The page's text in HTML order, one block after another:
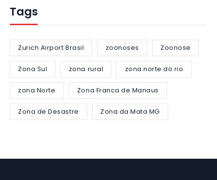
Tags
Zurich Airport Brasil zoonoses Zoonose
Zona Sul zona rural zona norte do rio
zona Norte Zona Franca de Manaus
Zona de Desastre Zona da Mata MG